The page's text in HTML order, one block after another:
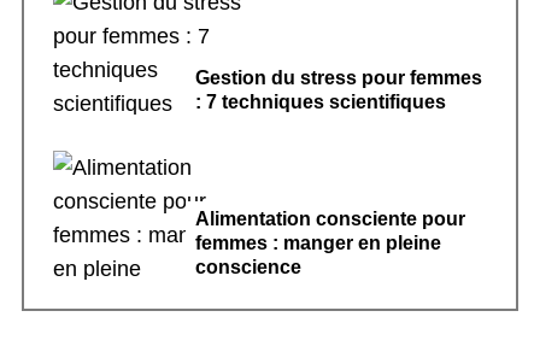
Gestion du stress pour femmes
: 7 techniques scientifiques
Alimentation consciente pour
femmes : manger en pleine
conscience